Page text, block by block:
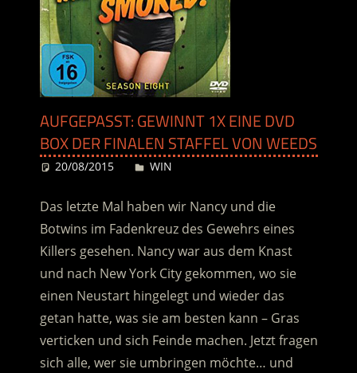
AUFGEPASST: GEWINNT 1X EINE DVD
BOX DER FINALEN STAFFEL VON WEEDS
20/08/2015 Desiree
WIN
Das letzte Mal haben wir Nancy und die
Botwins im Fadenkreuz des Gewehrs eines
Killers gesehen. Nancy war aus dem Knast
und nach New York City gekommen, wo sie
einen Neustart hingelegt und wieder das
getan hatte, was sie am besten kann – Gras
verticken und sich Feinde machen. Jetzt fragen
sich alle, wer sie umbringen möchte… und